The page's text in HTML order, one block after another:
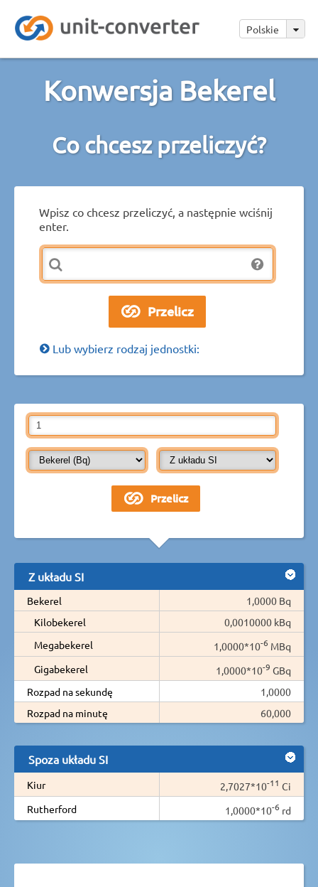
Polskie
Konwersja Bekerel
Co chcesz przeliczyć?
Wpisz co chcesz przeliczyć, a następnie wciśnij
enter.
Lub wybierz rodzaj jednostki:
Z układu SI
Bekerel
1,0000 Bq
Kilobekerel
0,0010000 kBq
Megabekerel
1,0000*10-6 MBq
Gigabekerel
1,0000*10-9 GBq
Rozpad na sekundę
1,0000
Rozpad na minutę
60,000
Spoza układu SI
Kiur 2,7027*10-11 Ci
Rutherford
1,0000*10-6 rd